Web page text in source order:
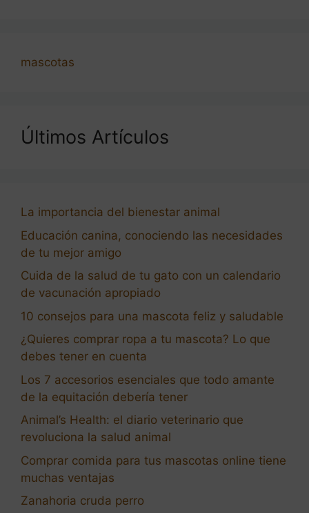
mascotas
Últimos Artículos
La importancia del bienestar animal
Educación canina, conociendo las necesidades
de tu mejor amigo
Cuida de la salud de tu gato con un calendario
de vacunación apropiado
10 consejos para una mascota feliz y saludable
¿Quieres comprar ropa a tu mascota? Lo que
debes tener en cuenta
Los 7 accesorios esenciales que todo amante
de la equitación debería tener
Animal’s Health: el diario veterinario que
revoluciona la salud animal
Comprar comida para tus mascotas online tiene
muchas ventajas
Zanahoria cruda perro